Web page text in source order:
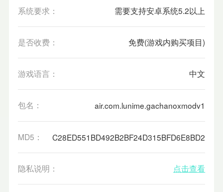
系统要求： 需要支持安卓系统5.2以上
是否收费： 免费(游戏内购买项目)
游戏语言： 中文
包名： air.com.lunime.gachanoxmodv1
MD5： C28ED551BD492B2BF24D315BFD6E8BD2
隐私说明： 点击查看